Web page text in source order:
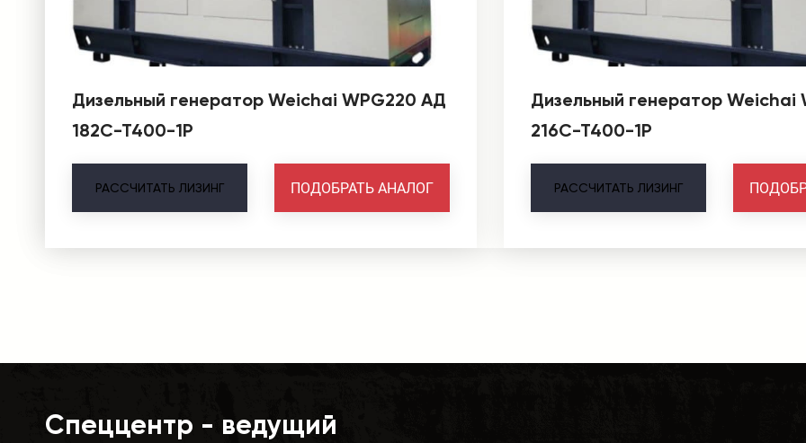
Дизельный генератор Weichai WPG220 АД
182С-Т400-1Р
РАССЧИТАТЬ ЛИЗИНГ ПОДОБРАТЬ АНАЛОГ
Дизельный генератор Weichai
216С-Т400-1Р
РАССЧИТАТЬ ЛИЗИНГ
Спеццентр - ведущий